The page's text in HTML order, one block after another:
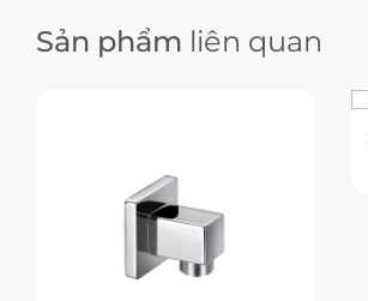
Sản phẩm liên quan